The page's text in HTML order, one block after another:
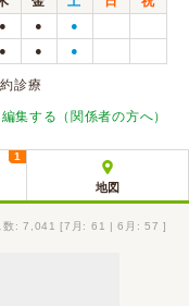
● ● ●
● ● ●
診療
集する（関係者の方へ）
1
地図
数: 7,041 [7月: 61 | 6月: 57 ]